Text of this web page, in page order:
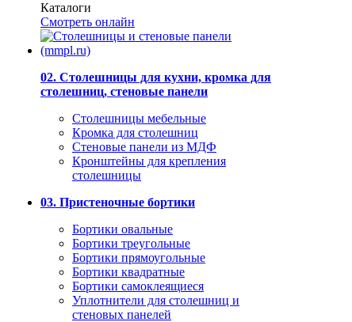
Каталоги
Смотреть онлайн
02. Столешницы для кухни, кромка для
столешниц, стеновые панели
Столешницы мебельные
Кромка для столешниц
Стеновые панели из МДФ
Кронштейны для крепления
столешницы
03. Пристеночные бортики
Бортики овальные
Бортики треугольные
Бортики прямоугольные
Бортики квадратные
Бортики самоклеящиеся
Уплотнители для столешниц и
стеновых панелей